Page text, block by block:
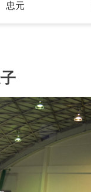
忠元